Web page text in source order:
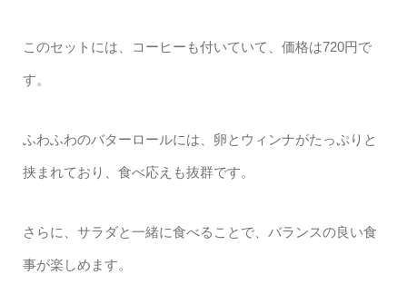
このセットには、コーヒーも付いていて、価格は720円で
す。
ふわふわのバターロールには、卵とウィンナがたっぷりと
挟まれており、食べ応えも抜群です。
さらに、サラダと一緒に食べることで、バランスの良い食
事が楽しめます。